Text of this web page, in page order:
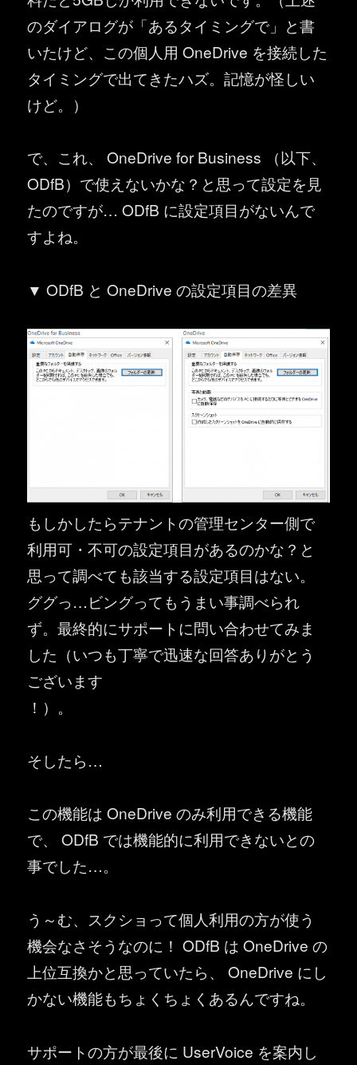
のダイアログが「あるタイミングで」と書
いたけど、この個人用 OneDrive を接続した
タイミングで出てきたハズ。記憶が怪しい
けど。）
で、これ、 OneDrive for Business （以下、
ODfB）で使えないかな？と思って設定を見
たのですが… ODfB に設定項目がないんで
すよね。
▼ ODfB と OneDrive の設定項目の差異
もしかしたらテナントの管理センター側で
利用可・不可の設定項目があるのかな？と
思って調べても該当する設定項目はない。
ググっ…ビングってもうまい事調べられ
ず。最終的にサポートに問い合わせてみま
した（いつも丁寧で迅速な回答ありがとう
ございます
！）。
そしたら…
この機能は OneDrive のみ利用できる機能
で、 ODfB では機能的に利用できないとの
事でした…。
う～む、スクショって個人利用の方が使う
機会なさそうなのに！ ODfB は OneDrive の
上位互換かと思っていたら、 OneDrive にし
かない機能もちょくちょくあるんですね。
サポートの方が最後に UserVoice を案内し